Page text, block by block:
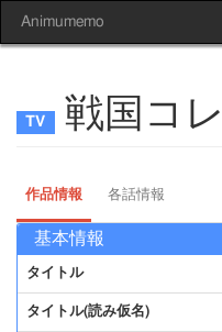
Animumemo
戦国コ
作品情報 各話情報
基本情報
タイトル
タイトル(読み仮名)